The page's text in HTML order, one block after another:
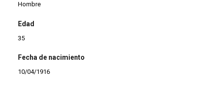
Hombre
Edad
35
Fecha de nacimiento
10/04/1916